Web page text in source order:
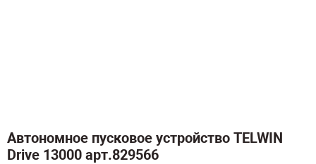
Автономное пусковое устройство TELWIN
Drive 13000 арт.829566